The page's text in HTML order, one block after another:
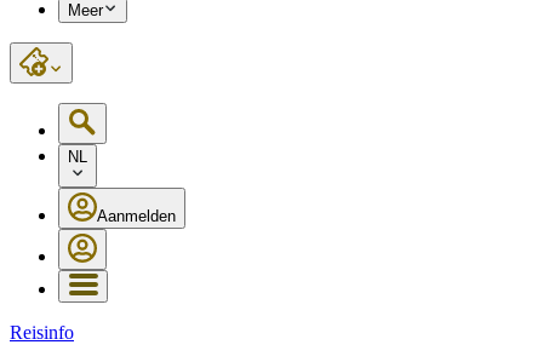
Meer
NL
Aanmelden
Reisinfo